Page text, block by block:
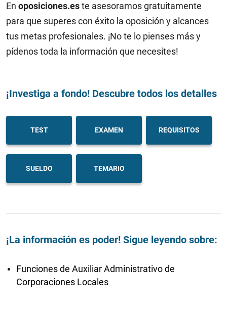
En oposiciones.este asesoramos gratuitamente
para que superes con éxito la oposición y alcances
tus metas profesionales. ¡No te lo pienses más y
pídenos toda la información que necesites!
¡Investiga a fondo! Descubre todos los detalles
TEST EXAMEN REQUISITOS
SUELDO TEMARIO
¡La información es poder! Sigue leyendo sobre:
Funciones de Auxiliar Administrativo de
Corporaciones Locales